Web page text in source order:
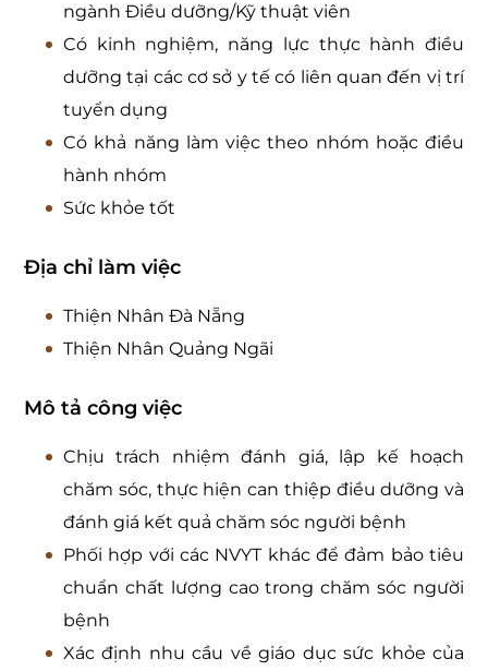
ngành Điều dưỡng/Kỹ thuật viên
Có kinh nghiệm, năng lực thực hành điều
dưỡng tại các cơ sở y tế có liên quan đến vị trí
tuyển dụng
Có khả năng làm việc theo nhóm hoặc điều
hành nhóm
Sức khỏe tốt
Địa chỉ làm việc
Thiện Nhân Đà Nẵng
Thiện Nhân Quảng Ngãi
Mô tả công việc
Chịu trách nhiệm đánh giá, lập kế hoạch
chăm sóc, thực hiện can thiệp điều dưỡng và
đánh giá kết quả chăm sóc người bệnh
Phối hợp với các NVYT khác để đảm bảo tiêu
chuẩn chất lượng cao trong chăm sóc người
bệnh
Xác định nhu cầu về giáo dục sức khỏe của